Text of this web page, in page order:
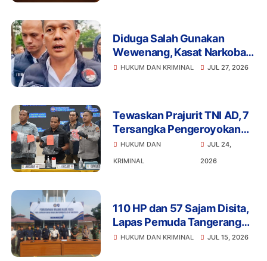
Diduga Salah Gunakan
Wewenang, Kasat Narkoba
Polres Tangsel dan 6
HUKUM DAN KRIMINAL JUL 27, 2026
Tewaskan Prajurit TNI AD, 7
Tersangka Pengeroyokan
Terancam Penjara Seumur
Hidup
HUKUM DAN
KRIMINAL
JUL 24,
2026
110 HP dan 57 Sajam Disita,
Lapas Pemuda Tangerang
Perketat Pengawasan
HUKUM DAN KRIMINAL JUL 15, 2026